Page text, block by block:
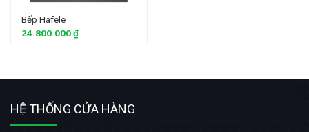
Bếp Hafele
24.800.000₫
HỆ THỐNG CỬA HÀNG